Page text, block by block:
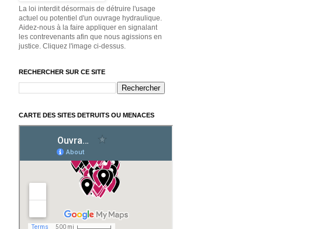
La loi interdit désormais de détruire l'usage
actuel ou potentiel d'un ouvrage hydraulique.
Aidez-nous à la faire appliquer en signalant
les contrevenants afin que nous agissions en
justice. Cliquez l'image ci-dessus.
RECHERCHER SUR CE SITE
CARTE DES SITES DETRUITS OU MENACES